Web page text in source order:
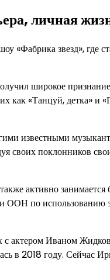
личная
«Фабрика звезд», где
широкое
как «Танцуй, детка» и
известными
своих поклонников
активно занимается
ООН по
актером Иваном
в 2018 году. Сейчас